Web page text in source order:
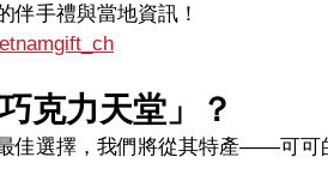
伴手禮與當地資訊！
克力天堂」？
佳選擇，我們將從其特產——可可